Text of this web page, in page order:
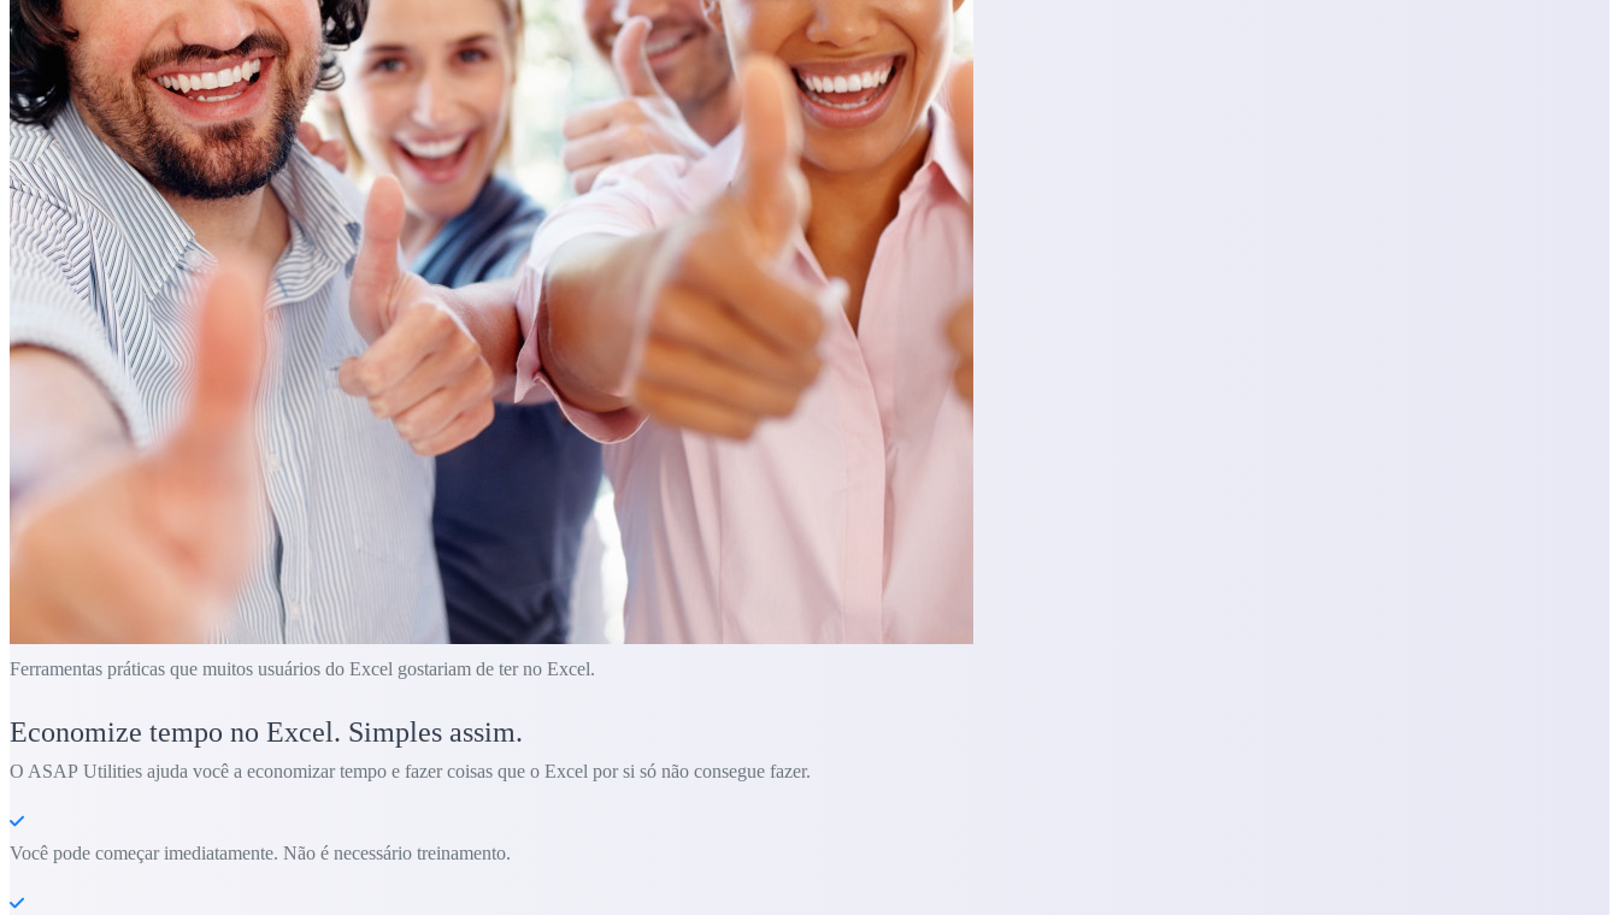
Ferramentas práticas que muitos usuários do Excel gostariam de ter no Excel.
Economize tempo no Excel. Simples assim.
O ASAP Utilities ajuda você a economizar tempo e fazer coisas que o Excel por si só não consegue fazer.
Você pode começar imediatamente. Não é necessário treinamento.